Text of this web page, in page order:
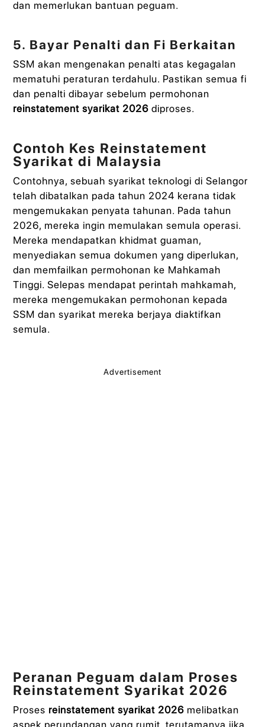
dan memerlukan bantuan peguam.
5. Bayar Penalti dan Fi Berkaitan
SSM akan mengenakan penalti atas kegagalan
mematuhi peraturan terdahulu. Pastikan semua fi
dan penalti dibayar sebelum permohonan
reinstatement syarikat 2026 diproses.
Contoh Kes Reinstatement
Syarikat di Malaysia
Contohnya, sebuah syarikat teknologi di Selangor
telah dibatalkan pada tahun 2024 kerana tidak
mengemukakan penyata tahunan. Pada tahun
2026, mereka ingin memulakan semula operasi.
Mereka mendapatkan khidmat guaman,
menyediakan semua dokumen yang diperlukan,
dan memfailkan permohonan ke Mahkamah
Tinggi. Selepas mendapat perintah mahkamah,
mereka mengemukakan permohonan kepada
SSM dan syarikat mereka berjaya diaktifkan
semula.
Advertisement
Peranan Peguam dalam Proses
Reinstatement Syarikat 2026
Proses reinstatement syarikat 2026 melibatkan
aspek perundangan yang rumit, terutamanya jika